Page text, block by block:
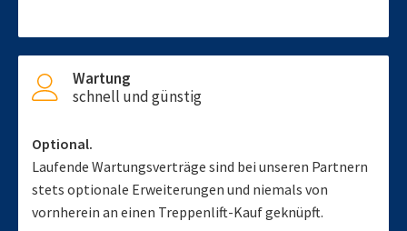
Wartung
schnell und günstig
Optional.
Laufende Wartungsverträge sind bei unseren Partnern
stets optionale Erweiterungen und niemals von
vornherein an einen Treppenlift-Kauf geknüpft.